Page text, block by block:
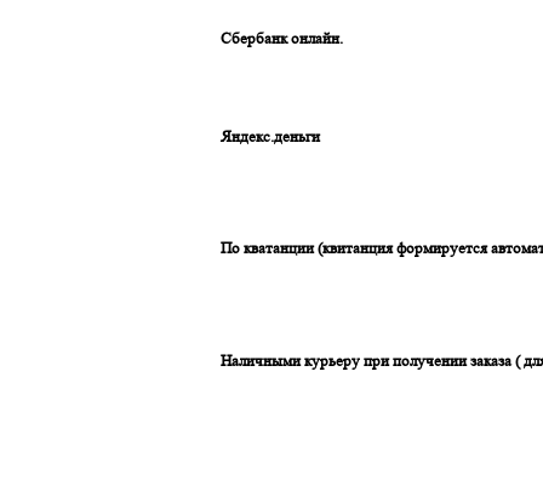
Сбербанк онлайн.
Яндекс.деньги
По кватанции (квитанция формируется
Наличными курьеру при получении заказа (